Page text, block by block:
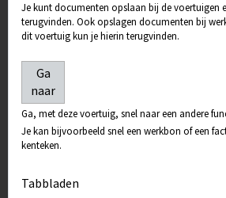
Je kunt documenten opslaan bij de voertuigen
terugvinden. Ook opslagen documenten bij
dit voertuig kun je hierin terugvinden.
Ga
naar
Ga, met deze voertuig, snel naar een andere
Je kan bijvoorbeeld snel een werkbon of een
kenteken.
Tabbladen